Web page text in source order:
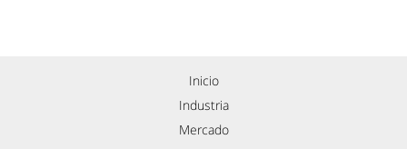
Inicio
Industria
Mercado